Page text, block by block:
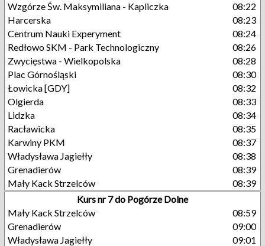
Wzgórze Św. Maksymiliana - Kapliczka
08:22
Harcerska
08:23
Centrum Nauki Experyment
08:24
Redłowo SKM - Park Technologiczny
08:26
Zwycięstwa - Wielkopolska
08:28
Plac Górnośląski
08:30
Łowicka [GDY]
08:32
Olgierda
08:33
Lidzka
08:34
Racławicka
08:35
Karwiny PKM
08:37
Władysława Jagiełły
08:38
Grenadierów
08:39
Mały Kack Strzelców
08:39
Kurs nr 7 do Pogórze Dolne
Mały Kack Strzelców
08:59
Grenadierów
09:00
Władysława Jagiełły
09:01